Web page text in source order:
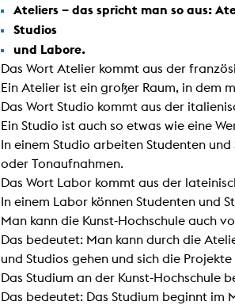
Ateliers – das spricht man so aus:
Studios
und Labore.
Das Wort Atelier kommt aus der
Ein Atelier ist ein großer Raum, in dem
Das Wort Studio kommt aus der
Ein Studio ist auch so etwas wie eine
In einem Studio arbeiten Studenten
oder Tonaufnahmen.
Das Wort Labor kommt aus der
In einem Labor können Studenten und
Man kann die Kunst-Hochschule auch
Das bedeutet: Man kann durch die
und Studios gehen und sich die
Das Studium an der Kunst-Hochschule
Das bedeutet: Das Studium beginnt im